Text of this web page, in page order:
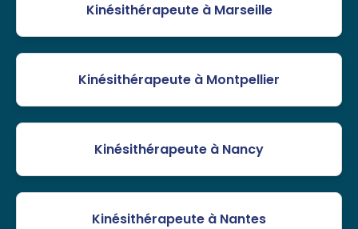
Kinésithérapeute à Marseille
Kinésithérapeute à Montpellier
Kinésithérapeute à Nancy
Kinésithérapeute à Nantes